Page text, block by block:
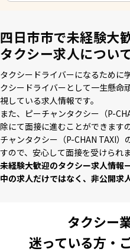
四日市市で未経験大
タクシー求人につい
タクシードライバーになるために
クシードライバーとして⼀⽣懸命
視している求⼈情報です。
また、ピーチャンタクシー（P-
除にて⾯接に進むことができます
チャンタクシー（P-CHAN TAXI
すので、安⼼して⾯接を受けられま
未経験⼤歓迎のタクシー求⼈情報
中の求⼈だけではなく、⾮公開求
タクシー
迷っている方・